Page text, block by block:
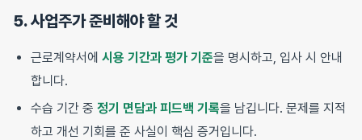
5. 사업주가 준비해야 할 것
근로계약서에 시용 기간과 평가 기준을 명시하고, 입사 시 안내
합니다.
수습 기간 중 정기 면담과 피드백 기록을 남깁니다. 문제를 지적
하고 개선 기회를 준 사실이 핵심 증거입니다.